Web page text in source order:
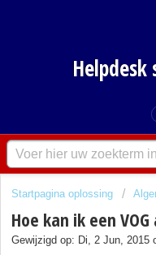
Helpdesk
Startpagina oplossing
Hoe kan ik een
Gewijzigd op: Di, 2 Jun, 2015